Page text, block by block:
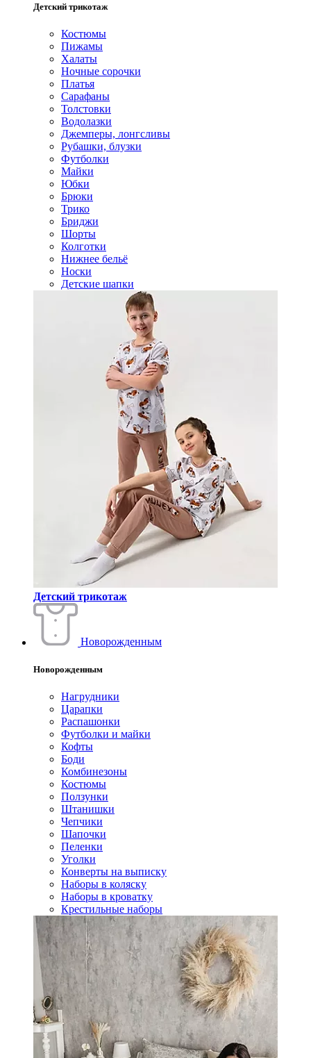
Детский трикотаж
Костюмы
Пижамы
Халаты
Ночные сорочки
Платья
Сарафаны
Толстовки
Водолазки
Джемперы, лонгсливы
Рубашки, блузки
Футболки
Майки
Юбки
Брюки
Трико
Бриджи
Шорты
Колготки
Нижнее бельё
Носки
Детские шапки
Детский трикотаж
Новорожденным
Новорожденным
Нагрудники
Царапки
Распашонки
Футболки и майки
Кофты
Боди
Комбинезоны
Костюмы
Ползунки
Штанишки
Чепчики
Шапочки
Пеленки
Уголки
Конверты на выписку
Наборы в коляску
Наборы в кроватку
Крестильные наборы